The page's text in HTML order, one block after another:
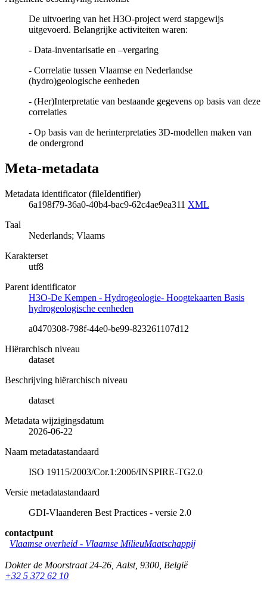
De uitvoering van het H3O-project werd stapgewijs
uitgevoerd. Belangrijke activiteiten waren:
- Data-inventarisatie en –vergaring
- Correlatie tussen Vlaamse en Nederlandse
(hydro)geologische eenheden
- (Her)Interpretatie van bestaande gegevens op basis van deze
correlaties
- Op basis van de herinterpretaties 3D-modellen maken van
de ondergrond
Meta-metadata
Metadata identificator (fileIdentifier)
6a198f79-36a0-40b4-bac9-62c4ae9ea311 XML
Taal
Nederlands; Vlaams
Karakterset
utf8
Parent identificator
H3O-De Kempen - Hydrogeologie- Hoogtekaarten Basis
hydrogeologische eenheden
a0470308-798f-44e0-be99-823261107d12
Hiërarchisch niveau
dataset
Beschrijving hiërarchisch niveau
dataset
Metadata wijzigingsdatum
2026-06-22
Naam metadatastandaard
ISO 19115/2003/Cor.1:2006/INSPIRE-TG2.0
Versie metadatastandaard
GDI-Vlaanderen Best Practices - versie 2.0
contactpunt
Vlaamse overheid - Vlaamse MilieuMaatschappij
Dokter de Moorstraat 24-26 Aalst, 9300 België
+32 5 372 62 10